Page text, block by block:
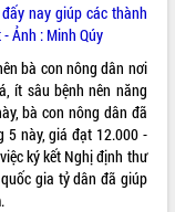
nay giúp các thành
Ảnh : Minh Qúy
bà con nông dân nơi
ít sâu bệnh nên năng
bà con nông dân đã
5 này, giá đạt 12.000 -
ký kết Nghị định thư
gia tỷ dân đã giúp